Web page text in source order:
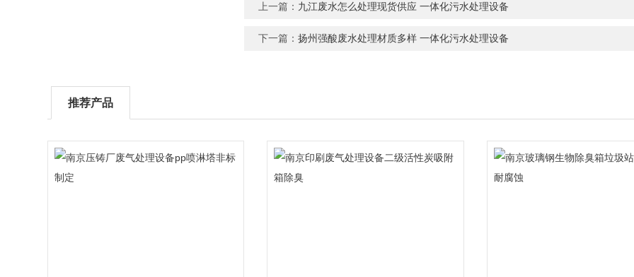
上一篇： 九江废水怎么处理现货供应 一体化污水处理设备
下一篇：扬州强酸废水处理材质多样 一体化污水处理设备
推荐产品